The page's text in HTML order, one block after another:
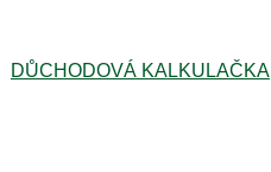
DŮCHODOVÁ KALKULAČKA